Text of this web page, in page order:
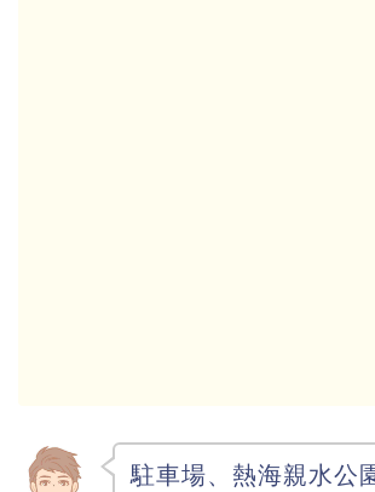
駐車場、熱海親水公